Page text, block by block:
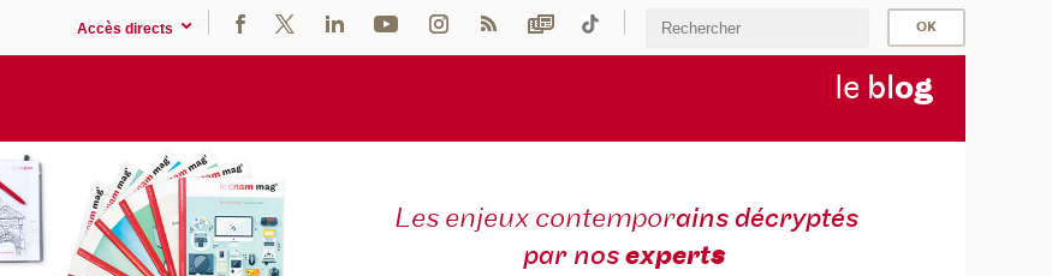
Accès directs
le blog
Les enjeux contemporains décryptés
par nosexperts